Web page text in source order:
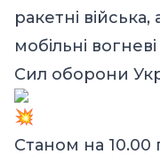
ракетні війська,
мобільні
Сил оборони
Станом на 10.00